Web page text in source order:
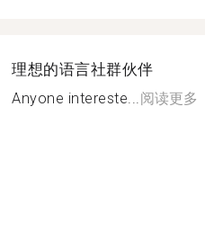
理想的语言社群伙伴
Anyone intereste...阅读更多